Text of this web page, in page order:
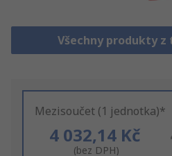
Všechny produkty
Mezisoučet (1 jednotka)*
4 032,14 Kč
(bez DPH)